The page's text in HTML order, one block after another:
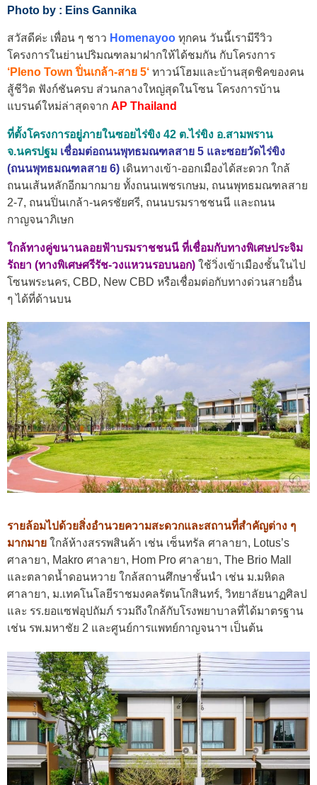
Photo by : Eins Gannika
สวัสดีค่ะ เพื่อน ๆ ชาว Homenayoo ทุกคน วันนี้เรามีรีวิว
โครงการในย่านปริมณฑลมาฝากให้ได้ชมกัน กับโครงการ
‘Pleno Town ปิ่นเกล้า-สาย 5‘ ทาวน์โฮมและบ้านสุดชิคของคน
สู้ชีวิต ฟังก์ชันครบ ส่วนกลางใหญ่สุดในโซน โครงการบ้าน
แบรนด์ใหม่ล่าสุดจาก AP Thailand
ที่ตั้งโครงการอยู่ภายในซอยไร่ขิง 42 ต.ไร่ขิง อ.สามพราน
จ.นครปฐม เชื่อมต่อถนนพุทธมณฑลสาย 5 และซอยวัดไร่ขิง
(ถนนพุทธมณฑลสาย 6) เดินทางเข้า-ออกเมืองได้สะดวก ใกล้
ถนนเส้นหลักอีกมากมาย ทั้งถนนเพชรเกษม, ถนนพุทธมณฑลสาย
2-7, ถนนปิ่นเกล้า-นครชัยศรี, ถนนบรมราชชนนี และถนน
กาญจนาภิเษก
ใกล้ทางคู่ขนานลอยฟ้าบรมราชชนนี ที่เชื่อมกับทางพิเศษประจิม
รัถยา (ทางพิเศษศรีรัช-วงแหวนรอบนอก) ใช้วิ่งเข้าเมืองชั้นในไป
โซนพระนคร, CBD, New CBD หรือเชื่อมต่อกับทางด่วนสายอื่น
ๆ ได้ที่ด้านบน
รายล้อมไปด้วยสิ่งอำนวยความสะดวกและสถานที่สำคัญต่าง ๆ
มากมาย ใกล้ห้างสรรพสินค้า เช่น เซ็นทรัล ศาลายา, Lotus’s
ศาลายา, Makro ศาลายา, Hom Pro ศาลายา, The Brio Mall
และตลาดน้ำดอนหวาย ใกล้สถานศึกษาชั้นนำ เช่น ม.มหิดล
ศาลายา, ม.เทคโนโลยีราชมงคลรัตนโกสินทร์, วิทยาลัยนาฏศิลป
และ รร.ยอแซฟอุปถัมภ์ รวมถึงใกล้กับโรงพยาบาลที่ได้มาตรฐาน
เช่น รพ.มหาชัย 2 และศูนย์การแพทย์กาญจนาฯ เป็นต้น